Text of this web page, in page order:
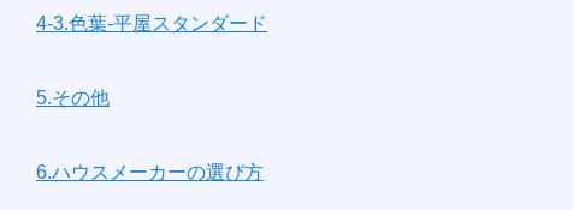
4-3.色葉-平屋スタンダード
5.その他
6.ハウスメーカーの選び方